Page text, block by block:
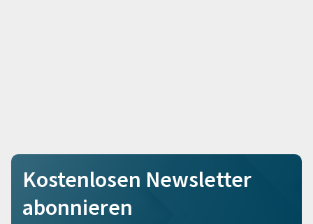
Kostenlosen Newsletter
abonnieren